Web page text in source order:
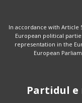
In accordance with Article
European political
representation in the
European
Partidul e